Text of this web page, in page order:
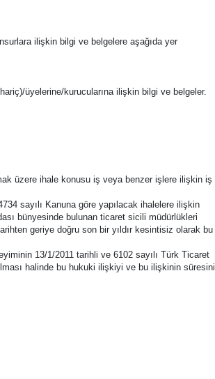
ilişkin bilgi ve belgelere aşağıda yer
üyelerine/kurucularına ilişkin bilgi ve belgeler.
üzere ihale konusu iş veya benzer işlere ilişkin iş
sayılı Kanuna göre yapılacak ihalelere ilişkin
bünyesinde bulunan ticaret sicili müdürlükleri
geriye doğru son bir yıldır kesintisiz olarak bu
13/1/2011 tarihli ve 6102 sayılı Türk Ticaret
halinde bu hukuki ilişkiyi ve bu ilişkinin süresini